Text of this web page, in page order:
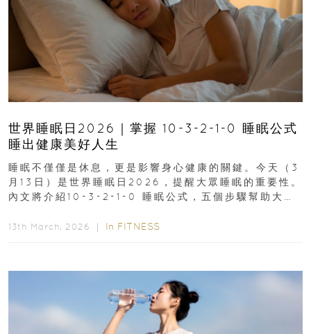
世界睡眠日2026｜掌握 10-3-2-1-0 睡眠公式
睡出健康美好人生
睡眠不僅僅是休息，更是影響身心健康的關鍵。今天（3
月13日）是世界睡眠日2026，提醒大眾睡眠的重要性。
內文將介紹10-3-2-1-0 睡眠公式，五個步驟幫助大家
13th March, 2026 ｜ In FITNESS